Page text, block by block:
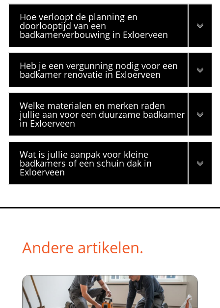
Hoe verloopt de planning en
doorlooptijd van een
badkamerverbouwing in Exloerveen
Heb je een vergunning nodig voor een
badkamer renovatie in Exloerveen
Welke materialen en merken raden
jullie aan voor een duurzame badkamer
in Exloerveen
Wat is jullie aanpak voor kleine
badkamers of een schuin dak in
Exloerveen
Andere artikelen.